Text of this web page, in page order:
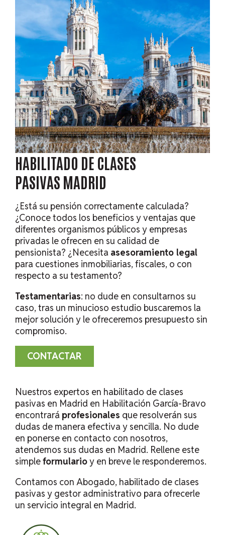
HABILITADO DE CLASES
PASIVAS MADRID
¿Está su pensión correctamente calculada?
¿Conoce todos los beneficios y ventajas que
diferentes organismos públicos y empresas
privadas le ofrecen en su calidad de
pensionista? ¿Necesita asesoramiento legal
para cuestiones inmobiliarias, fiscales, o con
respecto a su testamento?
Testamentarias: no dude en consultarnos su
caso, tras un minucioso estudio buscaremos la
mejor solución y le ofreceremos presupuesto sin
compromiso.
CONTACTAR
Nuestros expertos en habilitado de clases
pasivas en Madrid en Habilitación García-Bravo
encontrará profesionales que resolverán sus
dudas de manera efectiva y sencilla. No dude
en ponerse en contacto con nosotros,
atendemos sus dudas en Madrid. Rellene este
simpleformularioy en breve le responderemos.
Contamos con Abogado, habilitado de clases
pasivas y gestor administrativo para ofrecerle
un servicio integral en Madrid.